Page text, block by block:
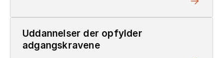
Uddannelser der opfylder
adgangskravene